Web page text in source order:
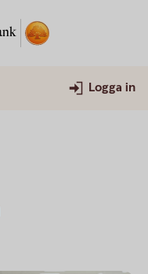
Logga in